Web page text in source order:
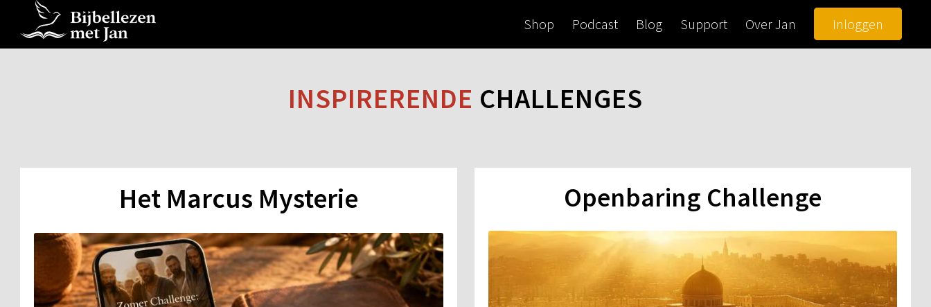
Shop Podcast Blog Support Over Jan Inloggen
INSPIRERENDE CHALLENGES
Het Marcus Mysterie Openbaring Challenge